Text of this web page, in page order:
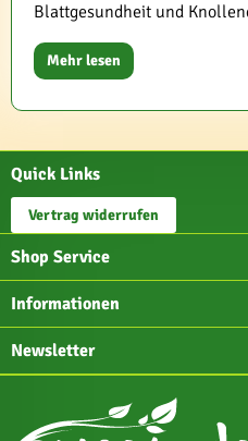
Blattgesundheit und
Mehr lesen
Quick Links
Vertrag widerrufen
Shop Service
Informationen
Newsletter